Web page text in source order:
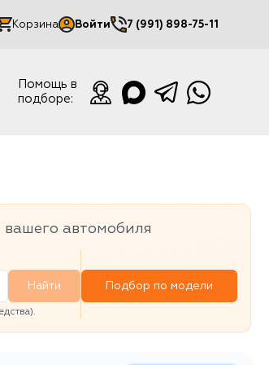
Корзина Войти
Мой кабинет
7 (991) 898-75-11
Помощь в
подборе:
вашего автомобиля
Найти Подбор по модели